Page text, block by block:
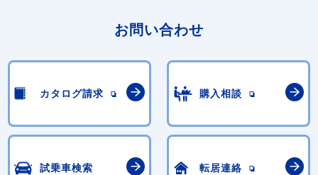
お問い合わせ
カタログ請求 購入相談
試乗車検索 転居連絡